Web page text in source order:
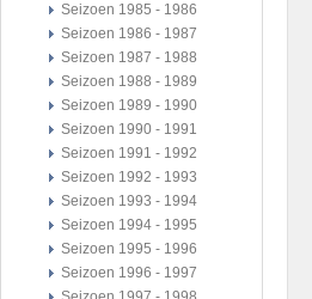
Seizoen 1985 - 1986
Seizoen 1986 - 1987
Seizoen 1987 - 1988
Seizoen 1988 - 1989
Seizoen 1989 - 1990
Seizoen 1990 - 1991
Seizoen 1991 - 1992
Seizoen 1992 - 1993
Seizoen 1993 - 1994
Seizoen 1994 - 1995
Seizoen 1995 - 1996
Seizoen 1996 - 1997